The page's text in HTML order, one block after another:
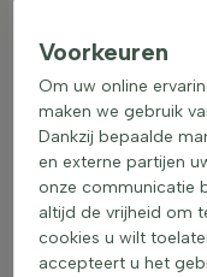
te bevorderen.
bodem kan de groei
grond sneller laten
niet nat zijn.
5.5 en 7. Een te hoge
belemmeren. Voor
een uitstekende
profiteren van de
Amelanchier.
Voorkeuren
Om uw online
maken we gebruik
Dankzij bepaalde
en externe partijen
onze communicatie
altijd de vrijheid om
cookies u wilt
accepteert u het